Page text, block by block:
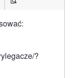
?